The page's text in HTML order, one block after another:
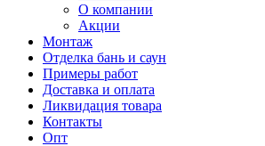
О компании
Акции
Монтаж
Отделка бань и саун
Примеры работ
Доставка и оплата
Ликвидация товара
Контакты
Опт